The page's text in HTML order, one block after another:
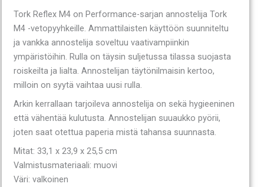
Tork Reflex M4 on Performance-sarjan annostelija Tork
M4 -vetopyyhkeille. Ammattilaisten käyttöön suunniteltu
ja vankka annostelija soveltuu vaativampiinkin
ympäristöihin. Rulla on täysin suljetussa tilassa suojasta
roiskeilta ja lialta. Annostelijan täytönilmaisin kertoo,
milloin on syytä vaihtaa uusi rulla.
Arkin kerrallaan tarjoileva annostelija on sekä hygieeninen
että vähentää kulutusta. Annostelijan suuaukko pyörii,
joten saat otettua paperia mistä tahansa suunnasta.
Mitat: 33,1 x 23,9 x 25,5 cm
Valmistusmateriaali: muovi
Väri: valkoinen